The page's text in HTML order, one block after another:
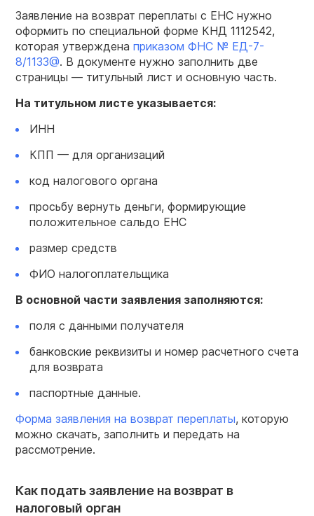
Заявление на возврат переплаты с ЕНС нужно
оформить по специальной форме КНД 1112542,
которая утверждена приказом ФНС № ЕД-7-
8/1133@. В документе нужно заполнить две
страницы — титульный лист и основную часть.
На титульном листе указывается:
ИНН
КПП — для организаций
код налогового органа
просьбу вернуть деньги, формирующие
положительное сальдо ЕНС
размер средств
ФИО налогоплательщика
В основной части заявления заполняются:
поля с данными получателя
банковские реквизиты и номер расчетного счета
для возврата
паспортные данные.
Форма заявления на возврат переплаты, которую
можно скачать, заполнить и передать на
рассмотрение.
Как подать заявление на возврат в
налоговый орган